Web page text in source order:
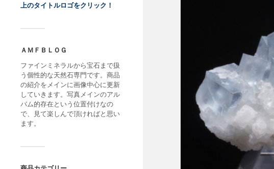
上のタイトルロゴをクリック！
ＡＭＦＢＬＯＧ
ファインミネラルから宝石まで扱
う個性的な天然石専門です。商品
の紹介をメインに画像中心に更新
していきます。写真メインのアル
バム的存在という位置付けなの
で、見て楽しんで頂ければと思い
ます。